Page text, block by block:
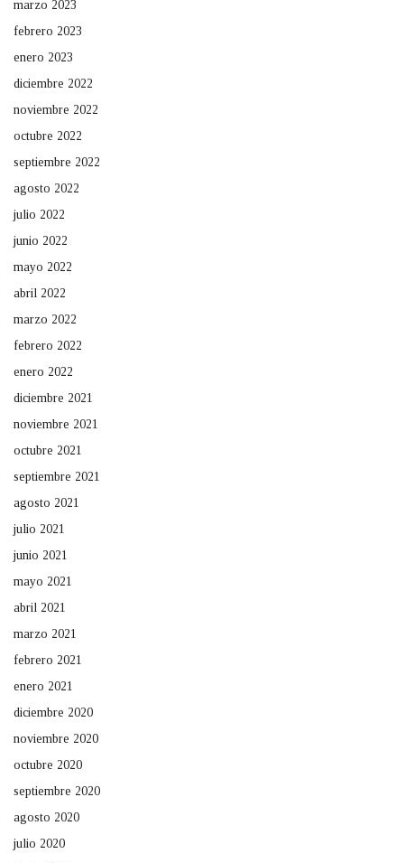
marzo 2023
febrero 2023
enero 2023
diciembre 2022
noviembre 2022
octubre 2022
septiembre 2022
agosto 2022
julio 2022
junio 2022
mayo 2022
abril 2022
marzo 2022
febrero 2022
enero 2022
diciembre 2021
noviembre 2021
octubre 2021
septiembre 2021
agosto 2021
julio 2021
junio 2021
mayo 2021
abril 2021
marzo 2021
febrero 2021
enero 2021
diciembre 2020
noviembre 2020
octubre 2020
septiembre 2020
agosto 2020
julio 2020